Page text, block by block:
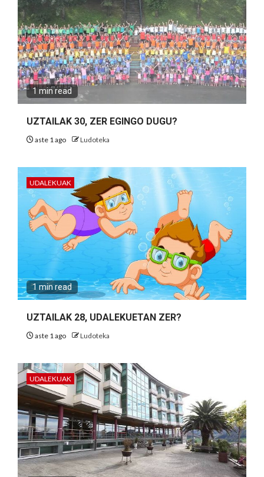
1 min read
UZTAILAK 30, ZER EGINGO DUGU?
aste 1 ago Ludoteka
UDALEKUAK
1 min read
UZTAILAK 28, UDALEKUETAN ZER?
aste 1 ago Ludoteka
UDALEKUAK